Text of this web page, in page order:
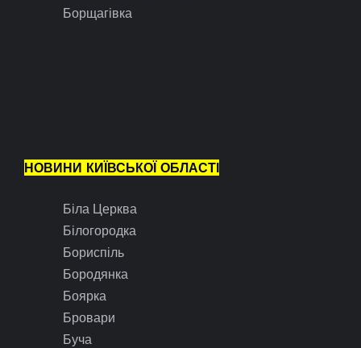
Борщагівка
НОВИНИ КИЇВСЬКОЇ ОБЛАСТІ
Біла Церква
Білогородка
Бориспіль
Бородянка
Боярка
Бровари
Буча